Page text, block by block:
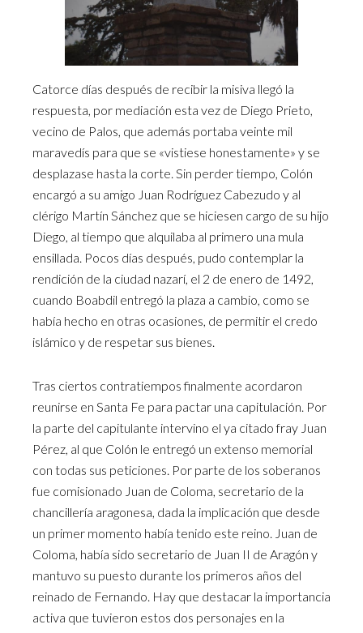
Catorce días después de recibir la misiva llegó la
respuesta, por mediación esta vez de Diego Prieto,
vecino de Palos, que además portaba veinte mil
maravedís para que se «vistiese honestamente» y se
desplazase hasta la corte. Sin perder tiempo, Colón
encargó a su amigo Juan Rodríguez Cabezudo y al
clérigo Martín Sánchez que se hiciesen cargo de su hijo
Diego, al tiempo que alquilaba al primero una mula
ensillada. Pocos días después, pudo contemplar la
rendición de la ciudad nazarí, el 2 de enero de 1492,
cuando Boabdil entregó la plaza a cambio, como se
había hecho en otras ocasiones, de permitir el credo
islámico y de respetar sus bienes.
Tras ciertos contratiempos finalmente acordaron
reunirse en Santa Fe para pactar una capitulación. Por
la parte del capitulante intervino el ya citado fray Juan
Pérez, al que Colón le entregó un extenso memorial
con todas sus peticiones. Por parte de los soberanos
fue comisionado Juan de Coloma, secretario de la
chancillería aragonesa, dada la implicación que desde
un primer momento había tenido este reino. Juan de
Coloma, había sido secretario de Juan II de Aragón y
mantuvo su puesto durante los primeros años del
reinado de Fernando. Hay que destacar la importancia
activa que tuvieron estos dos personajes en la